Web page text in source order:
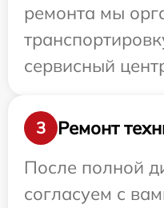
ремонта мы
сервисный
3
Ремонт
После полной
согласуем с